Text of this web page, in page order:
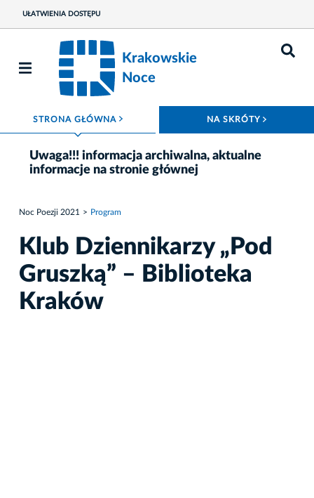
UŁATWIENIA DOSTĘPU
Krakowskie
Noce
STRONA GŁÓWNA ROZWIŃ MENU NA SKRÓTY
Uwaga!!! informacja archiwalna, aktualne
informacje na stronie głównej
Noc Poezji 2021 Program
Klub Dziennikarzy „Pod
Gruszką” – Biblioteka
Kraków